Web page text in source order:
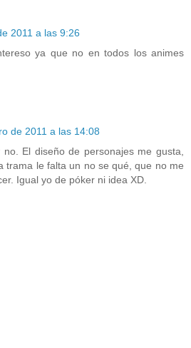
2011 a las 9:26
ya que no en todos los animes
de 2011 a las 14:08
El diseño de personajes me gusta,
trama le falta un no se qué, que no me
Igual yo de póker ni idea XD.